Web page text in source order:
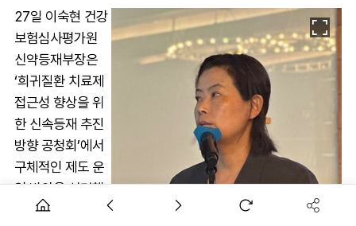
27일 이숙현 건강
보험심사평가원
신약등재부장은
‘희귀질환 치료제
접근성 향상을 위
한 신속등재 추진
방향 공청회’에서
구체적인 제도 운
영 방안을 설명했